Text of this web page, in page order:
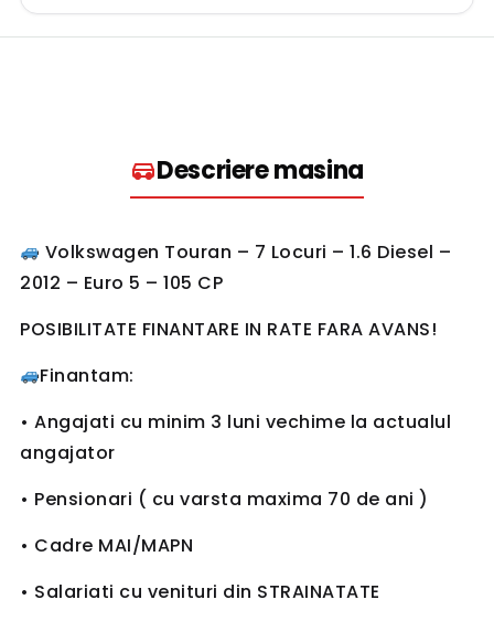
Descriere masina​
Volkswagen Touran – 7 Locuri – 1.6 Diesel –
2012 – Euro 5 – 105 CP
POSIBILITATE FINANTARE IN RATE FARA AVANS!
Finantam:
• Angajati cu minim 3 luni vechime la actualul
angajator
• Pensionari ( cu varsta maxima 70 de ani )
• Cadre MAI/MAPN
• Salariati cu venituri din STRAINATATE